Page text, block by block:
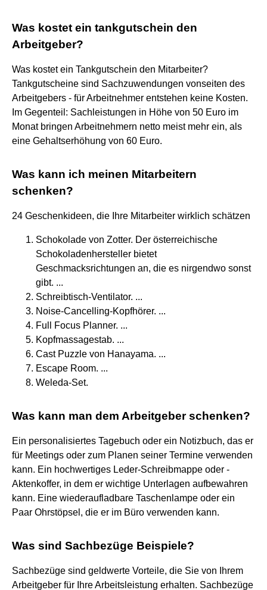
Was kostet ein tankgutschein den
Arbeitgeber?
Was kostet ein Tankgutschein den Mitarbeiter?
Tankgutscheine sind Sachzuwendungen vonseiten des
Arbeitgebers - für Arbeitnehmer entstehen keine Kosten.
Im Gegenteil: Sachleistungen in Höhe von 50 Euro im
Monat bringen Arbeitnehmern netto meist mehr ein, als
eine Gehaltserhöhung von 60 Euro.
Was kann ich meinen Mitarbeitern
schenken?
24 Geschenkideen, die Ihre Mitarbeiter wirklich schätzen
Schokolade von Zotter. Der österreichische
Schokoladenhersteller bietet
Geschmacksrichtungen an, die es nirgendwo sonst
gibt. ...
Schreibtisch-Ventilator. ...
Noise-Cancelling-Kopfhörer. ...
Full Focus Planner. ...
Kopfmassagestab. ...
Cast Puzzle von Hanayama. ...
Escape Room. ...
Weleda-Set.
Was kann man dem Arbeitgeber schenken?
Ein personalisiertes Tagebuch oder ein Notizbuch, das er
für Meetings oder zum Planen seiner Termine verwenden
kann. Ein hochwertiges Leder-Schreibmappe oder -
Aktenkoffer, in dem er wichtige Unterlagen aufbewahren
kann. Eine wiederaufladbare Taschenlampe oder ein
Paar Ohrstöpsel, die er im Büro verwenden kann.
Was sind Sachbezüge Beispiele?
Sachbezüge sind geldwerte Vorteile, die Sie von Ihrem
Arbeitgeber für Ihre Arbeitsleistung erhalten. Sachbezüge